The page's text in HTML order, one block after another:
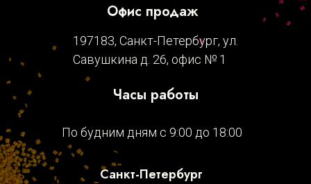
Офис продаж
197183, Санкт-Петербург, ул.
Савушкина д. 26, офис № 1
Часы работы
По будним дням с 9:00 до 18:00
Санкт-Петербург